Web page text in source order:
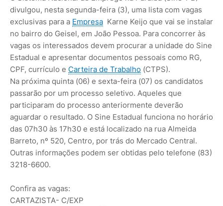
divulgou, nesta segunda-feira (3), uma lista com vagas
exclusivas para a Empresa Karne Keijo que vai se instalar
no bairro do Geisel, em João Pessoa. Para concorrer às
vagas os interessados devem procurar a unidade do Sine
Estadual e apresentar documentos pessoais como RG,
CPF, currículo e Carteira de Trabalho (CTPS).
Na próxima quinta (06) e sexta-feira (07) os candidatos
passarão por um processo seletivo. Aqueles que
participaram do processo anteriormente deverão
aguardar o resultado. O Sine Estadual funciona no horário
das 07h30 às 17h30 e está localizado na rua Almeida
Barreto, nº 520, Centro, por trás do Mercado Central.
Outras informações podem ser obtidas pelo telefone (83)
3218-6600.
Confira as vagas:
CARTAZISTA- C/EXP